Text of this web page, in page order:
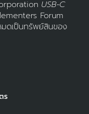
USB-C
Forum
ดเป็นทรัพย์สินของ
ร